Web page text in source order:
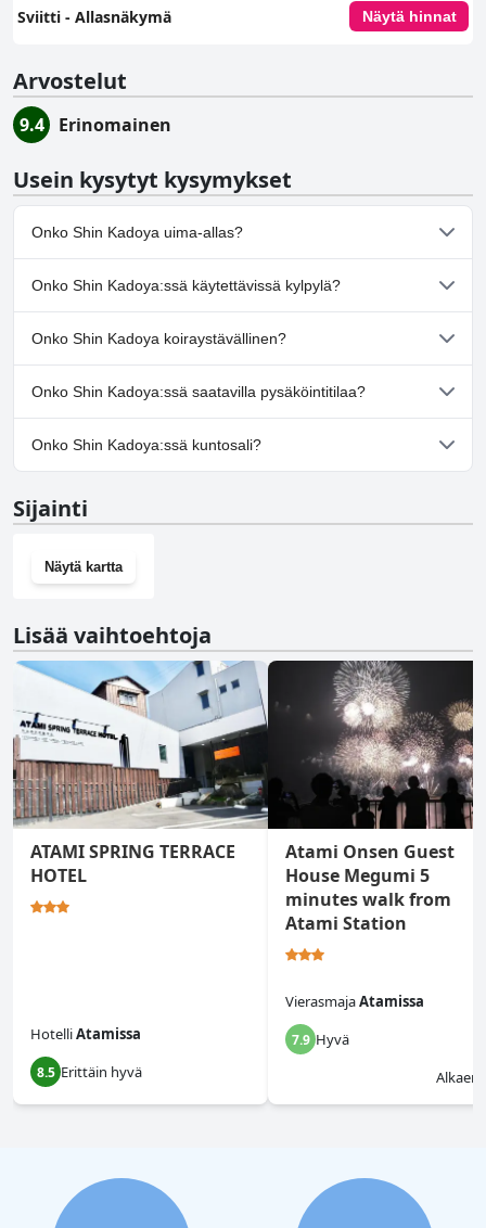
Sviitti - Allasnäkymä Näytä hinnat
Arvostelut
9.4 Erinomainen
Usein kysytyt kysymykset
Onko Shin Kadoya uima-allas?
Ei, Shin Kadoya ei ole uima-allasta.
Onko Shin Kadoya:ssä käytettävissä kylpylä?
Ei, Shin Kadoya ei tarjoa kylpylää.
Onko Shin Kadoya koiraystävällinen?
Ei, Shin Kadoya ei salli koiria.
Onko Shin Kadoya:ssä saatavilla pysäköintitilaa?
Kyllä, Shin Kadoya tarjoaa pysäköintimahdollisuuden.
Onko Shin Kadoya:ssä kuntosali?
Sijainti
Näytä kartta
Lisää vaihtoehtoja
ATAMI SPRING TERRACE
HOTEL
HotelliAtamissa
8.5 Erittäin hyvä
Atami Onsen Guest
House Megumi 5
minutes walk from
Atami Station
VierasmajaAtamissa
7.9 Hyvä
Alkaen